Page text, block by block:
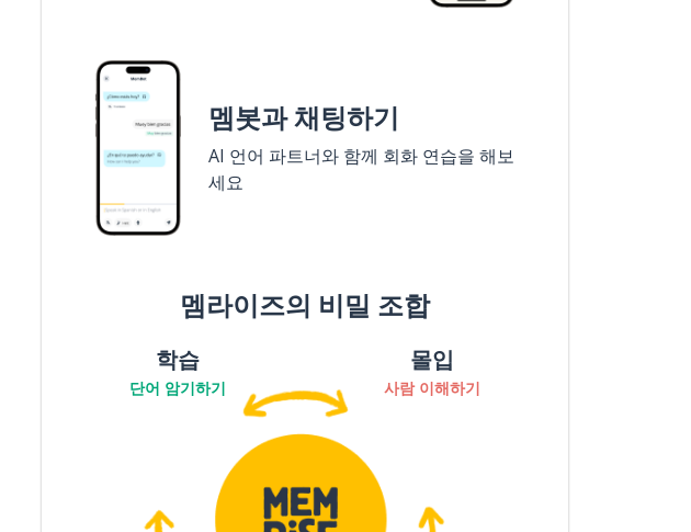
멤봇과 채팅하기
AI 언어 파트너와 함께 회화 연습을 해보
세요
멤라이즈의 비밀 조합
학습
단어 암기하기
몰입
사람 이해하기